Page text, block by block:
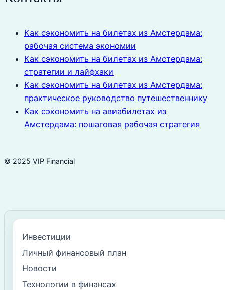
Как сэкономить на билетах из Амстердама:
рабочая система экономии
Как сэкономить на билетах из Амстердама:
стратегии и лайфхаки
Как сэкономить на билетах из Амстердама:
практическое руководство путешественнику
Как сэкономить на авиабилетах из
Амстердама: пошаговая рабочая стратегия
© 2025 VIP Financial
Инвестиции
Личный финансовый план
Новости
Технологии в финансах